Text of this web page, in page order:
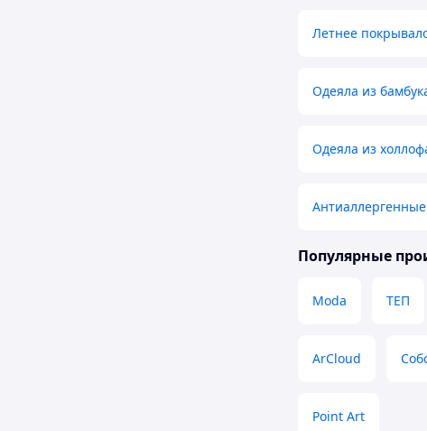
Летнее
Одеяла из
Одеяла из
Популярные
Moda ТЕП
ArCloud
Point Art